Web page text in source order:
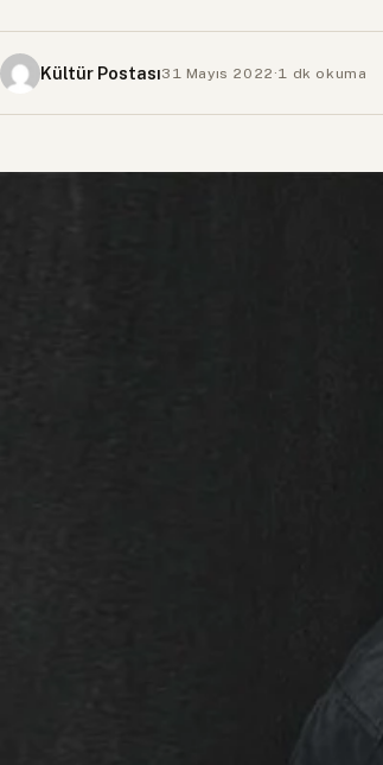
Kültür Postası31 Mayıs 2022 ·1 dk okuma